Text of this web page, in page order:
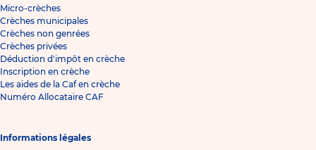
Micro-crèches
Crèches municipales
Crèches non genrées
Crèches privées
Déduction d'impôt en crèche
Inscription en crèche
Les aides de la Caf en crèche
Numéro Allocataire CAF
Informations légales